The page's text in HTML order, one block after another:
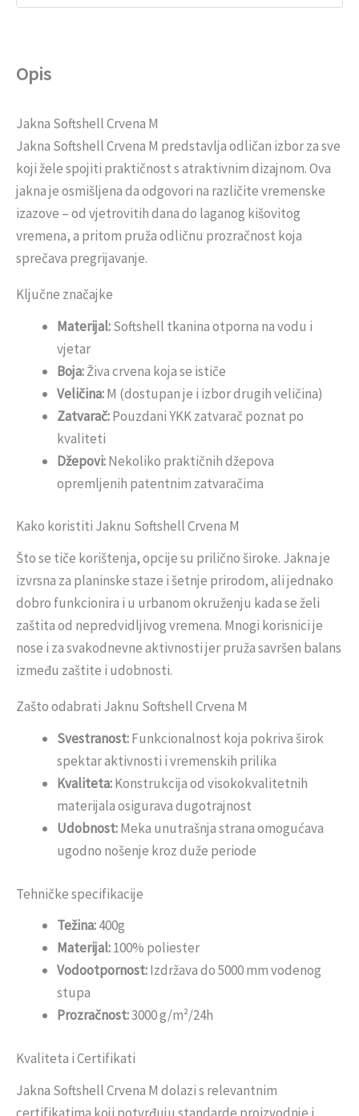
Opis
Jakna Softshell Crvena M
Jakna Softshell Crvena M predstavlja odličan izbor za sve
koji žele spojiti praktičnost s atraktivnim dizajnom. Ova
jakna je osmišljena da odgovori na različite vremenske
izazove – od vjetrovitih dana do laganog kišovitog
vremena, a pritom pruža odličnu prozračnost koja
sprečava pregrijavanje.
Ključne značajke
Materijal:Softshell tkanina otporna na vodu i
vjetar
Boja:Živa crvena koja se ističe
Veličina:M (dostupan je i izbor drugih veličina)
Zatvarač:Pouzdani YKK zatvarač poznat po
kvaliteti
Džepovi:Nekoliko praktičnih džepova
opremljenih patentnim zatvaračima
Kako koristiti Jaknu Softshell Crvena M
Što se tiče korištenja, opcije su prilično široke. Jakna je
izvrsna za planinske staze i šetnje prirodom, ali jednako
dobro funkcionira i u urbanom okruženju kada se želi
zaštita od nepredvidljivog vremena. Mnogi korisnici je
nose i za svakodnevne aktivnosti jer pruža savršen balans
između zaštite i udobnosti.
Zašto odabrati Jaknu Softshell Crvena M
Svestranost:Funkcionalnost koja pokriva širok
spektar aktivnosti i vremenskih prilika
Kvaliteta:Konstrukcija od visokokvalitetnih
materijala osigurava dugotrajnost
Udobnost:Meka unutrašnja strana omogućava
ugodno nošenje kroz duže periode
Tehničke specifikacije
Težina:400g
Materijal:100% poliester
Vodootpornost:Izdržava do 5000 mm vodenog
stupa
Prozračnost:3000 g/m²/24h
Kvaliteta i Certifikati
Jakna Softshell Crvena M dolazi s relevantnim